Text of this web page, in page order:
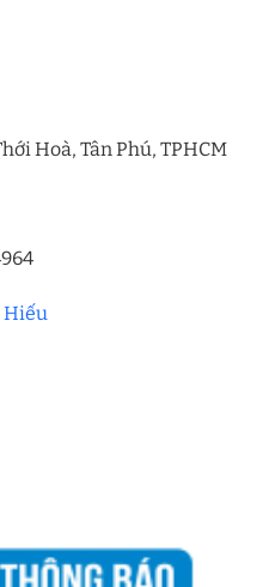
Hoà, Tân Phú, TPHCM
Hiếu